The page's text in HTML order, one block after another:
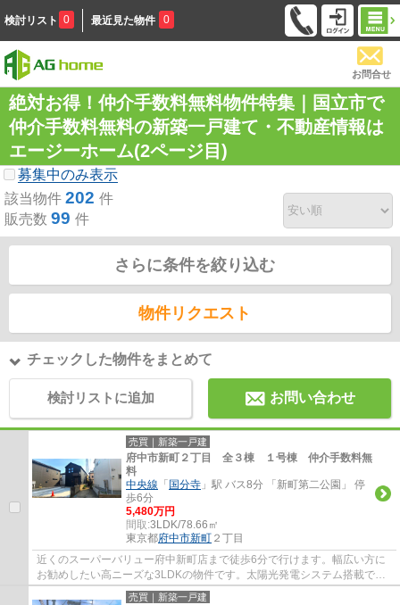
検討リスト 0 最近見た物件 0
お問合せ
絶対お得！仲介手数料無料物件特集｜国立市で
仲介手数料無料の新築一戸建て・不動産情報は
エージーホーム(2ページ目)
募集中のみ表示
該当物件 202 件
販売数 99 件
さらに条件を絞り込む
物件リクエスト
チェックした物件をまとめて
検討リストに追加 お問い合わせ
売買｜新築一戸建
府中市新町２丁目 全３棟 １号棟 仲介手数料無
料
中央線 「 国分寺 」駅 バス8分 「新町第二公園」 停
歩6分
5,480万円
間取:3LDK/78.66㎡
東京都府中市新町 ２丁目
近くのスーパーバリュー府中新町店まで徒歩6分で行けます。幅広い方に
お勧めしたい高ニーズな3LDKの物件です。太陽光発電システム搭載でエ
コな暮らしができます。２台並列駐車ができま...
売買｜新築一戸建